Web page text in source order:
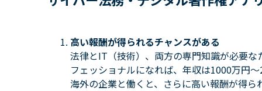
高い報酬が得られるチャンスがある
法律とIT（技術）、両方の専門知識が必要
フェッショナルになれば、年収は1000万円
海外の企業と働くと、さらに高い報酬が得ら